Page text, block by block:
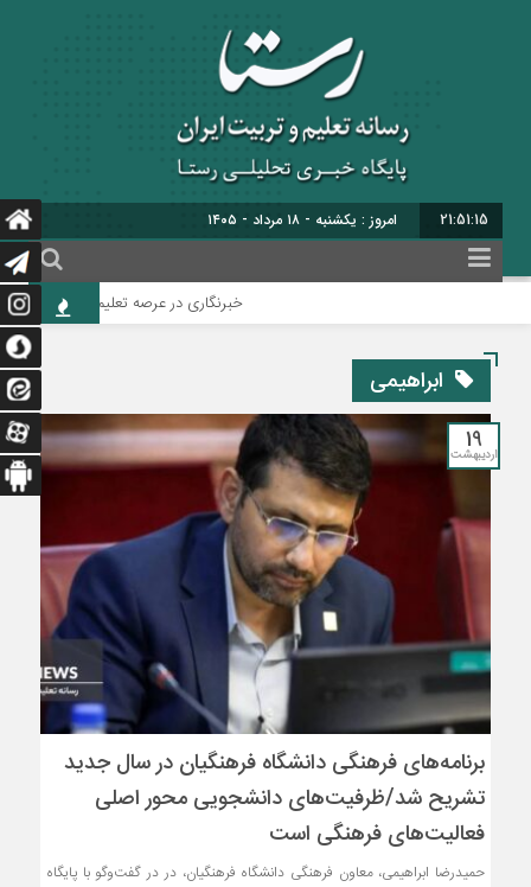
21:51:16 امروز : یکشنبه - ۱۸ مرداد - ۱۴۰۵
خبرنگاری در عرصه تعلیم‌وتربیت، خود
ابراهیمی
19
اردیبهشت
برنامه‌های فرهنگی دانشگاه فرهنگیان در سال جدید
تشریح شد/ظرفیت‌های دانشجویی محور اصلی
فعالیت‌های فرهنگی است
حمیدرضا ابراهیمی، معاون فرهنگی دانشگاه فرهنگیان، در در گفت‌وگو با پايگاه